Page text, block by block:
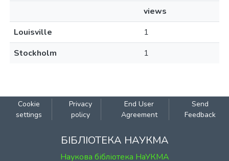
views
Louisville
1
Stockholm
1
Cookie
settings
Privacy
policy
End User
Agreement
Send
Feedback
БІБЛІОТЕКА НАУКМА
Наукова бібліотека НаУКМА